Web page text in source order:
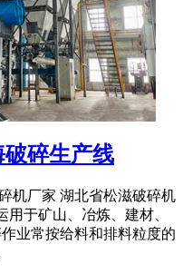
碎生产线
机厂家 湖北省松滋破碎机
于矿山、冶炼、建材、
业常按给料和排料粒度的